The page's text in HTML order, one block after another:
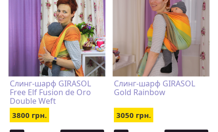
Слинг-шарф GIRASOL
Free Elf Fusion de Oro
Double Weft
3800 грн.
Слинг-шарф GIRASOL
Gold Rainbow
3050 грн.